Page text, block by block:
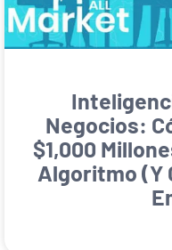
Negocios:
$1,000
Algoritmo (Y